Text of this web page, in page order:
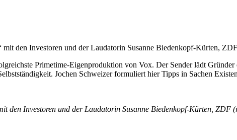
Primetime-Eigenproduktion von Vox. Der Sender lädt
Jochen Schweizer formuliert hier Tipps in Sachen
den Investoren und der Laudatorin Susanne Biedenkopf-Kürten, ZDF